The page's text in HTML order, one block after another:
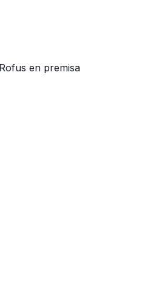
en premisa